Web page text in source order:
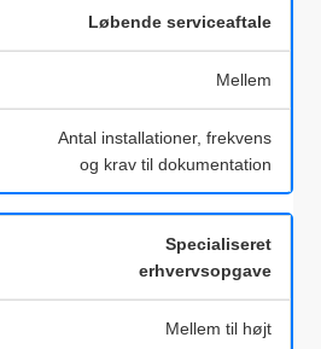
Løbende serviceaftale
Mellem
Antal installationer, frekvens
og krav til dokumentation
Specialiseret
erhvervsopgave
Mellem til højt